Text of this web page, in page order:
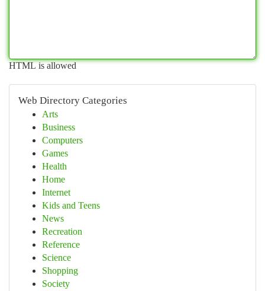
HTML is allowed
Web Directory Categories
Arts
Business
Computers
Games
Health
Home
Internet
Kids and Teens
News
Recreation
Reference
Science
Shopping
Society